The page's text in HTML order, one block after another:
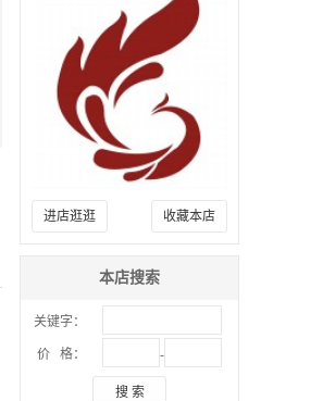
进店逛逛 收藏本店
本店搜索
关键字：
价 格： -
搜 索